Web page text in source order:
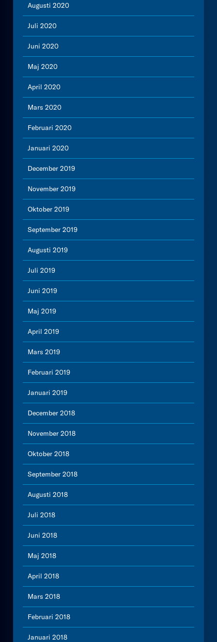
Augusti 2020
Juli 2020
Juni 2020
Maj 2020
April 2020
Mars 2020
Februari 2020
Januari 2020
December 2019
November 2019
Oktober 2019
September 2019
Augusti 2019
Juli 2019
Juni 2019
Maj 2019
April 2019
Mars 2019
Februari 2019
Januari 2019
December 2018
November 2018
Oktober 2018
September 2018
Augusti 2018
Juli 2018
Juni 2018
Maj 2018
April 2018
Mars 2018
Februari 2018
Januari 2018